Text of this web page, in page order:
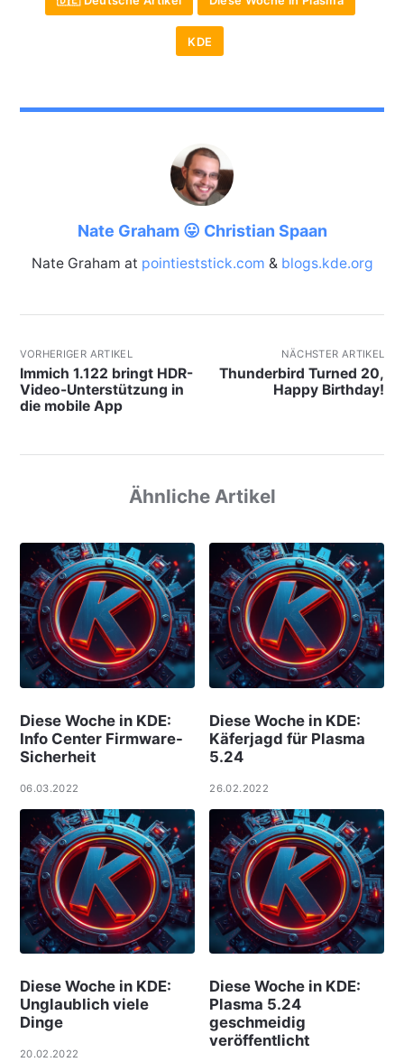
KDE
Nate Graham 😛 Christian Spaan
Nate Graham at pointieststick.com & blogs.kde.org
VORHERIGER ARTIKEL
Immich 1.122 bringt HDR-
Video-Unterstützung in
die mobile App
NÄCHSTER ARTIKEL
Thunderbird Turned 20,
Happy Birthday!
Ähnliche Artikel
Diese Woche in KDE:
Info Center Firmware-
Sicherheit
06.03.2022
Diese Woche in KDE:
Käferjagd für Plasma
5.24
26.02.2022
Diese Woche in KDE:
Unglaublich viele
Dinge
20.02.2022
Diese Woche in KDE:
Plasma 5.24
geschmeidig
veröffentlicht